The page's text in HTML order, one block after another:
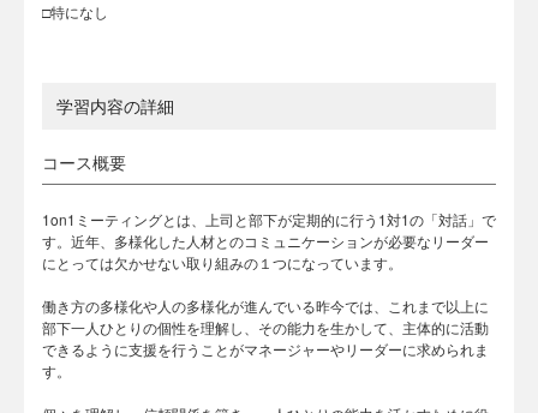
□特になし
学習内容の詳細
コース概要
1on1ミーティングとは、上司と部下が定期的に行う1対1の「対話」で
す。近年、多様化した人材とのコミュニケーションが必要なリーダー
にとっては欠かせない取り組みの１つになっています。
働き方の多様化や人の多様化が進んでいる昨今では、これまで以上に
部下一人ひとりの個性を理解し、その能力を生かして、主体的に活動
できるように支援を行うことがマネージャーやリーダーに求められま
す。